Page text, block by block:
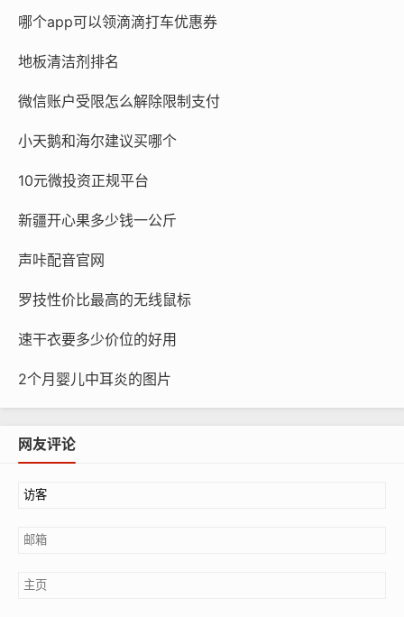
哪个app可以领滴滴打车优惠券
地板清洁剂排名
微信账户受限怎么解除限制支付
小天鹅和海尔建议买哪个
10元微投资正规平台
新疆开心果多少钱一公斤
声咔配音官网
罗技性价比最高的无线鼠标
速干衣要多少价位的好用
2个月婴儿中耳炎的图片
网友评论